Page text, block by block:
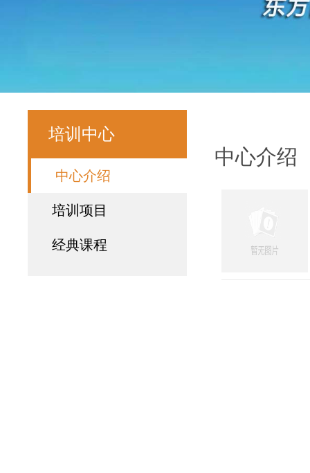
培训中心
中心介绍
培训项目
经典课程
中心介绍